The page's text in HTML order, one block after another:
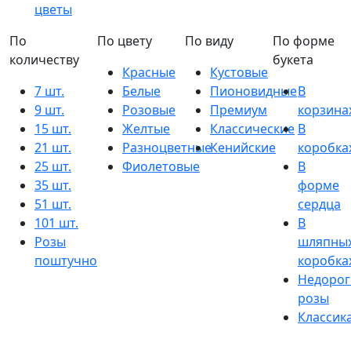
цветы
По
количеству
7 шт.
9 шт.
15 шт.
21 шт.
25 шт.
35 шт.
51 шт.
101 шт.
Розы
поштучно
По цвету
Красные
Белые
Розовые
Желтые
Разноцветные
Фиолетовые
По виду
Кустовые
Пионовидные
Премиум
Классические
Кенийские
По форме
букета
В
В
В
форме
сердца
В
розы